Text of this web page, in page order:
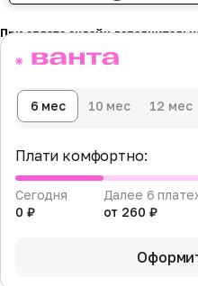
При оплате онлайн
6 мес 10 мес 12 мес
Плати комфортно:
Сегодня
0 ₽
Далее 6
от 260 ₽